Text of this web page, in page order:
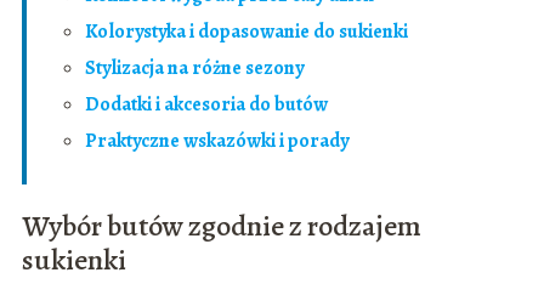
Kolorystyka i dopasowanie do sukienki
Stylizacja na różne sezony
Dodatki i akcesoria do butów
Praktyczne wskazówki i porady
Wybór butów zgodnie z rodzajem
sukienki